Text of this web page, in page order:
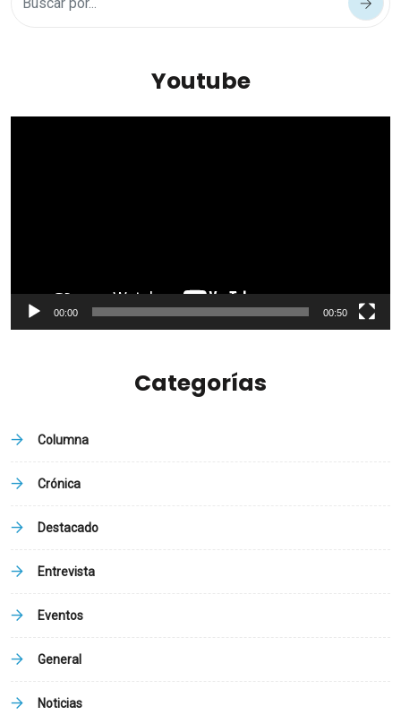
Youtube
00:00 00:50
Categorías
Columna
Crónica
Destacado
Entrevista
Eventos
General
Noticias